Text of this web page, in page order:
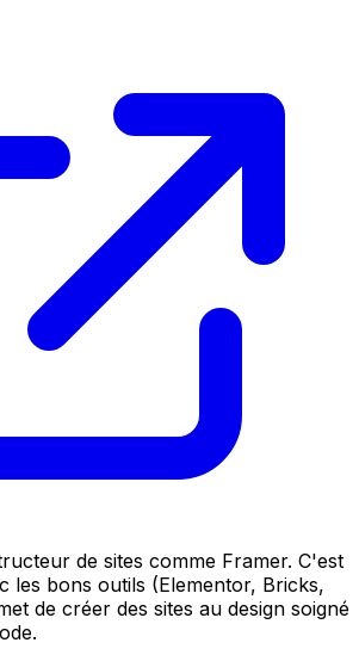
de sites comme Framer. C'est
les bons outils (Elementor, Bricks,
de créer des sites au design soigné